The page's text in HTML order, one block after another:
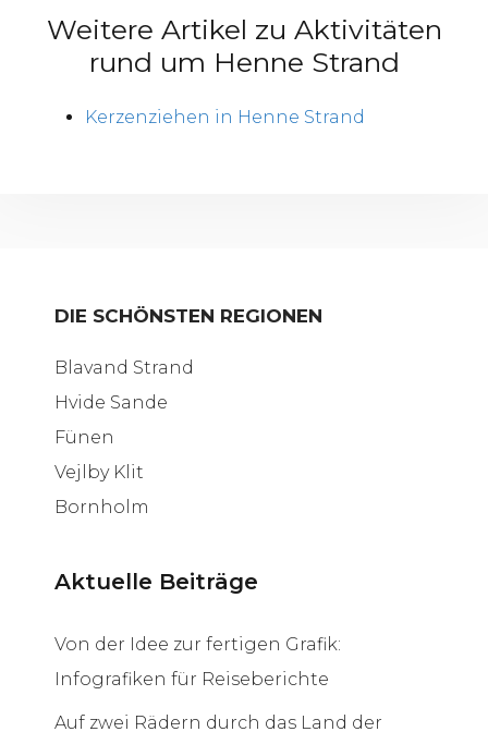
Weitere Artikel zu Aktivitäten
rund um Henne Strand
Kerzenziehen in Henne Strand
DIE SCHÖNSTEN REGIONEN
Blavand Strand
Hvide Sande
Fünen
Vejlby Klit
Bornholm
Aktuelle Beiträge
Von der Idee zur fertigen Grafik:
Infografiken für Reiseberichte
Auf zwei Rädern durch das Land der